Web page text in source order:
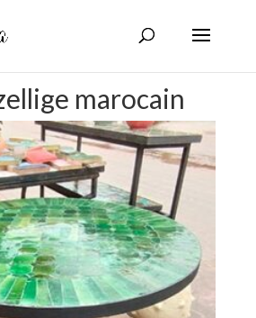
marocain